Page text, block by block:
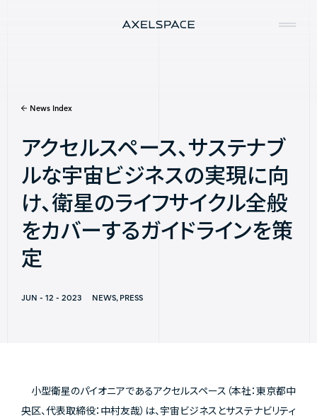
News Index
アクセルスペース、サステナブ
ルな宇宙ビジネスの実現に向
け、衛星のライフサイクル全般
をカバーするガイドラインを策
定
JUN - 12 - 2023 NEWS, PRESS
小型衛星のパイオニアであるアクセルスペース（本社：東京都中
央区、代表取締役：中村友哉）は、宇宙ビジネスとサステナビリティ
News
Services
Missions
Contact